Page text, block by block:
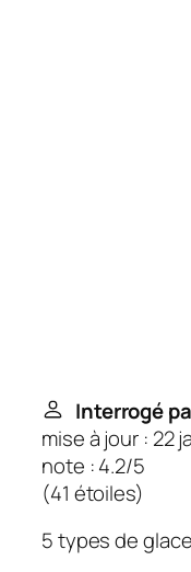
Interrogé
mise à jour : 22
note : 4.2/5
(41 étoiles)
5 types de